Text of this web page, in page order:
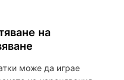
на
може да играе